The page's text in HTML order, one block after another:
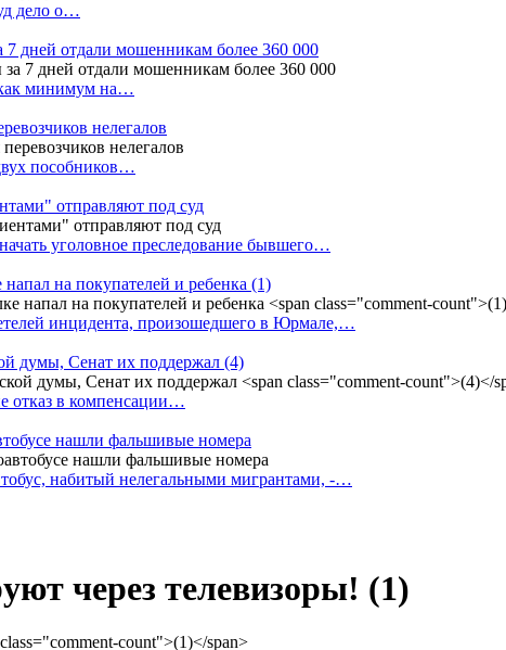
дело о…
дней отдали мошенникам более 360 000
как минимум на…
нелегалов
пособников…
отправляют под суд
уголовное преследование бывшего…
на покупателей и ребенка (1)
инцидента, произошедшего в Юрмале,…
думы, Сенат их поддержал (4)
отказ в компенсации…
нашли фальшивые номера
набитый нелегальными мигрантами, -…
через телевизоры! (1)